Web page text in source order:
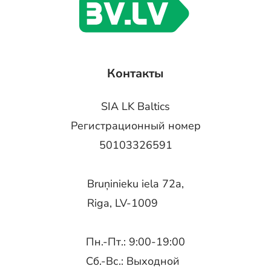
Контакты
SIA LK Baltics
Регистрационный номер
50103326591
Bruņinieku iela 72a,
Riga, LV-1009
Пн.-Пт.: 9:00-19:00
Сб.-Вс.: Выходной